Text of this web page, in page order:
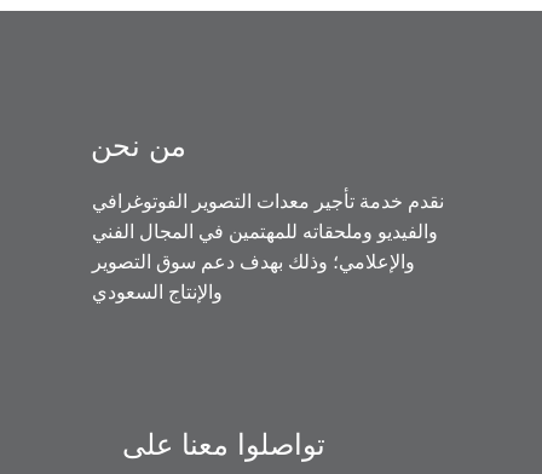
من نحن
نقدم خدمة تأجير معدات التصوير الفوتوغرافي
والفيديو وملحقاته للمهتمين في المجال الفني
والإعلامي؛ وذلك بهدف دعم سوق التصوير
والإنتاج السعودي
تواصلوا معنا على